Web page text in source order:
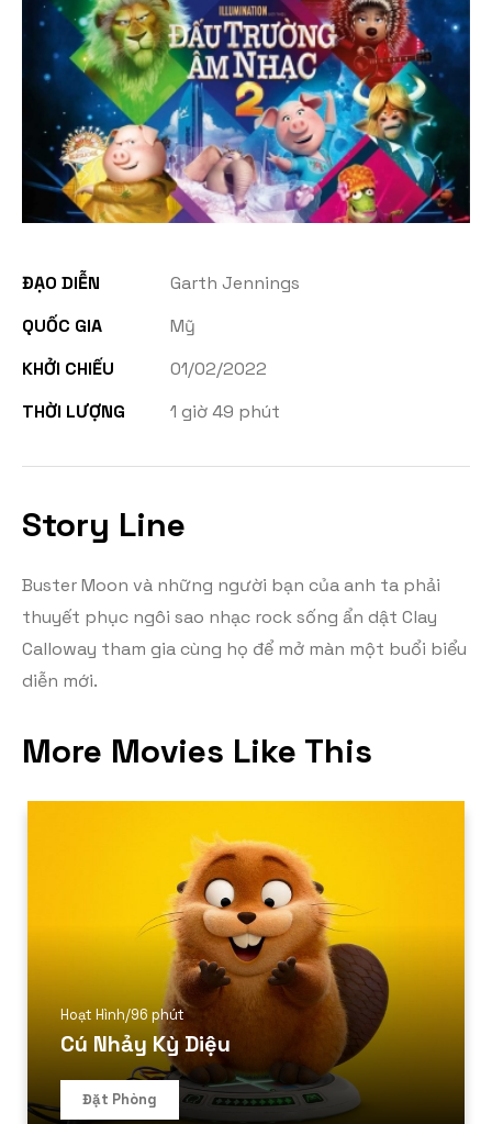
Việt Nam
ĐẠO DIỄN
Garth Jennings
QUỐC GIA
Mỹ
KHỞI CHIẾU
01/02/2022
THỜI LƯỢNG
1 giờ 49 phút
Story Line
Buster Moon và những người bạn của anh ta phải
thuyết phục ngôi sao nhạc rock sống ẩn dật Clay
Calloway tham gia cùng họ để mở màn một buổi biểu
diễn mới.
More Movies Like This
Hoạt Hình/96 phút
Cú Nhảy Kỳ Diệu
Đặt Phòng